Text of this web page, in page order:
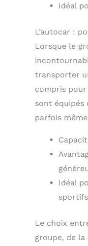
Idéal
L’autocar :
Lorsque le
transporter
compris
sont équipés
parfois
Idéal
Le choix
groupe, de